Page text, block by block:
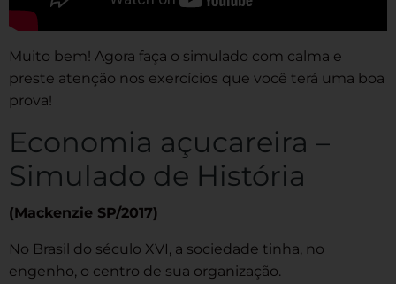
Muito bem! Agora faça o simulado com calma e
preste atenção nos exercícios que você terá uma boa
prova!
Economia açucareira –
Simulado de História
(Mackenzie SP/2017)
No Brasil do século XVI, a sociedade tinha, no
engenho, o centro de sua organização.